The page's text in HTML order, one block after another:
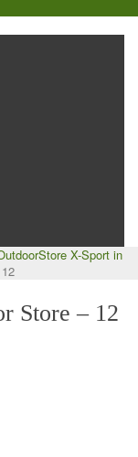
X-Sport in
Store – 12